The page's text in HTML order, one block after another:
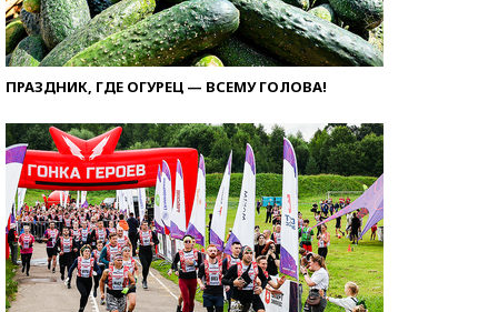
ПРАЗДНИК, ГДЕ ОГУРЕЦ — ВСЕМУ ГОЛОВА!